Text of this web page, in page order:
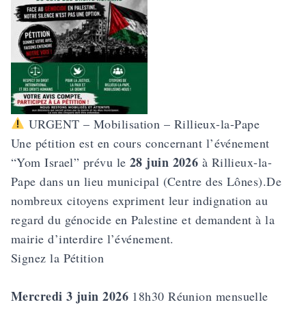
URGENT – Mobilisation – Rillieux-la-Pape
Une pétition est en cours concernant l’événement
“Yom Israel” prévu le 28 juin 2026 à Rillieux-la-
Pape dans un lieu municipal (Centre des Lônes).De
nombreux citoyens expriment leur indignation au
regard du génocide en Palestine et demandent à la
mairie d’interdire l’événement.
Signez la Pétition
Mercredi 3 juin 2026 18h30 Réunion mensuelle